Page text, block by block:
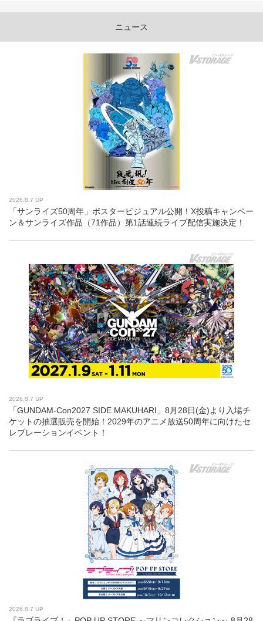
ニュース
2026.8.7 UP
「サンライズ50周年」ポスタービジュアル公開！X投稿キャンペー
ン＆サンライズ作品（71作品）第1話連続ライブ配信実施決定！
2026.8.7 UP
「GUNDAM-Con2027 SIDE MAKUHARI」8月28日(金)より入場チ
ケットの抽選販売を開始！2029年のアニメ放送50周年に向けたセ
レブレーションイベント！
2026.8.7 UP